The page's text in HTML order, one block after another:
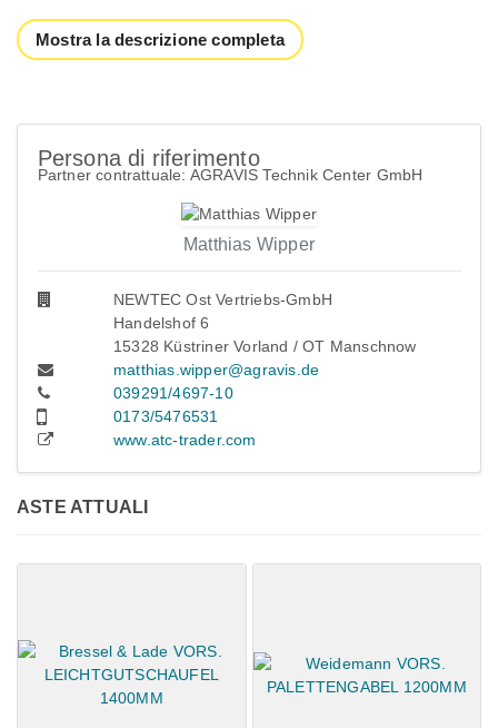
Mostra la descrizione completa
Persona di riferimento
Partner contrattuale: AGRAVIS Technik Center GmbH
Matthias Wipper
NEWTEC Ost Vertriebs-GmbH
Handelshof 6
15328 Küstriner Vorland / OT Manschnow
matthias.wipper@agravis.de
039291/4697-10
0173/5476531
www.atc-trader.com
ASTE ATTUALI